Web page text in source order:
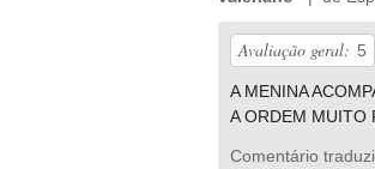
Avaliação geral: 5
A MENINA
A ORDEM MUITO
Comentário